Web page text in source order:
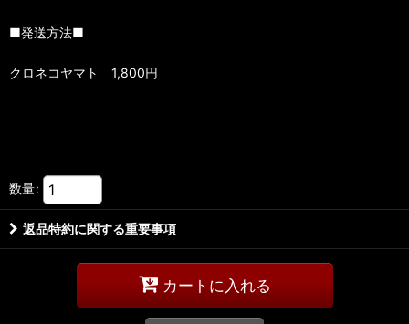
■発送方法■
クロネコヤマト 1,800円
数量:
返品特約に関する重要事項
カートに入れる